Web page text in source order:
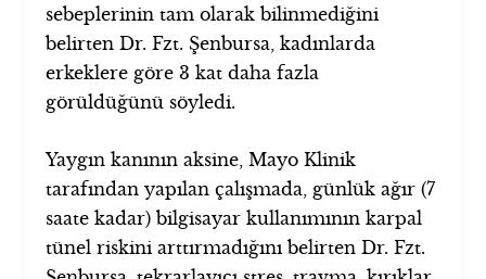
sebeplerinin tam olarak bilinmediğini
belirten Dr. Fzt. Şenbursa, kadınlarda
erkeklere göre 3 kat daha fazla
görüldüğünü söyledi.
Yaygın kanının aksine, Mayo Klinik
tarafından yapılan çalışmada, günlük ağır (7
saate kadar) bilgisayar kullanımının karpal
tünel riskini arttırmadığını belirten Dr. Fzt.